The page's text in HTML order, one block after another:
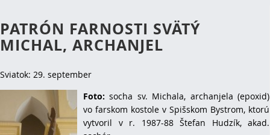
BYSTRÉ
PATRÓN FARNOSTI SVÄTÝ
MICHAL, ARCHANJEL
Sviatok: 29. september
Foto: socha sv. Michala, archanjela (epoxid)
vo farskom kostole v Spišskom Bystrom, ktorú
vytvoril v r. 1987-88 Štefan Hudzík, akad.